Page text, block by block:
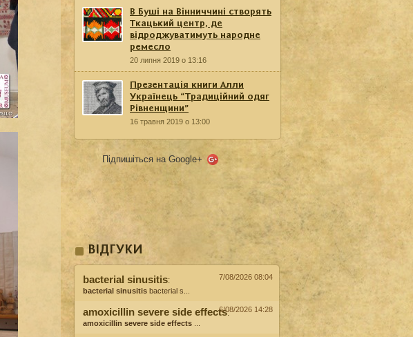
В Буші на Вінниччині створять
Ткацький центр, де
відроджуватимуть народне
ремесло
20 липня 2019 о 13:16
Презентація книги Алли
Українець “Традиційний одяг
Рівненщини”
16 травня 2019 о 13:00
Підпишіться на Google+
ВІДГУКИ
bacterial sinusitis:
bacterial sinusitis bacterial s...
7/08/2026 08:04
amoxicillin severe side effects:
amoxicillin severe side effects
6/08/2026 14:28